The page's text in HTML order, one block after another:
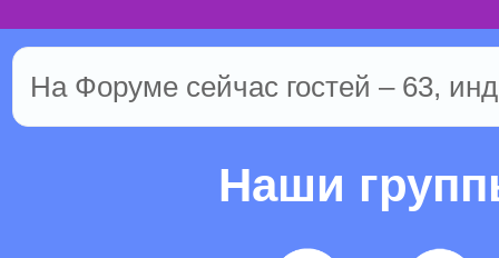
На Форуме сейчас гостей – 63,
Наши